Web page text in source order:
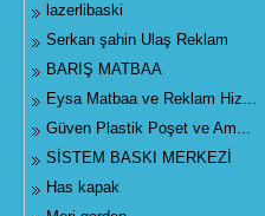
lazerlibaski
Serkan şahin Ulaş Reklam
BARIŞ MATBAA
Eysa Matbaa ve Reklam Hiz...
Güven Plastik Poşet ve Am...
SİSTEM BASKI MERKEZİ
Has kapak